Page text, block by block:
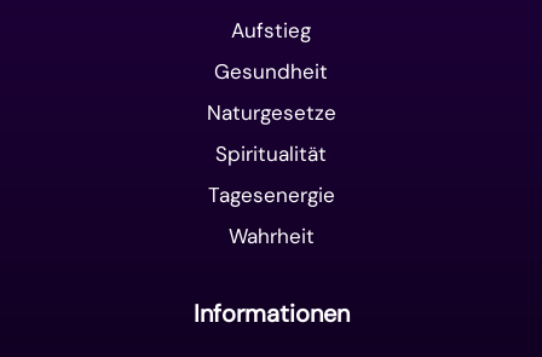
Aufstieg
Gesundheit
Naturgesetze
Spiritualität
Tagesenergie
Wahrheit
Informationen